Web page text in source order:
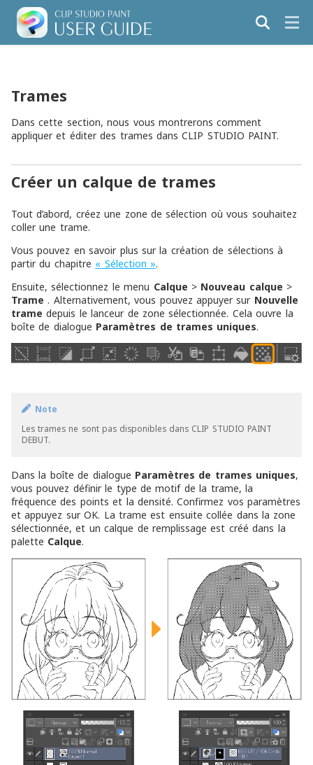
Trames
Dans cette section, nous vous montrerons comment
appliquer et éditer des trames dans CLIP STUDIO PAINT.
Créer un calque de trames
Tout d’abord, créez une zone de sélection où vous souhaitez
coller une trame.
Vous pouvez en savoir plus sur la création de sélections à
partir du chapitre « Sélection ».
Ensuite, sélectionnez le menu Calque > Nouveau calque >
Trame . Alternativement, vous pouvez appuyer sur Nouvelle
trame depuis le lanceur de zone sélectionnée. Cela ouvre la
boîte de dialogue Paramètres de trames uniques.
Note
Les trames ne sont pas disponibles dans CLIP STUDIO PAINT
DEBUT.
Dans la boîte de dialogue Paramètres de trames uniques,
vous pouvez définir le type de motif de la trame, la
fréquence des points et la densité. Confirmez vos paramètres
et appuyez sur OK. La trame est ensuite collée dans la zone
sélectionnée, et un calque de remplissage est créé dans la
palette Calque.